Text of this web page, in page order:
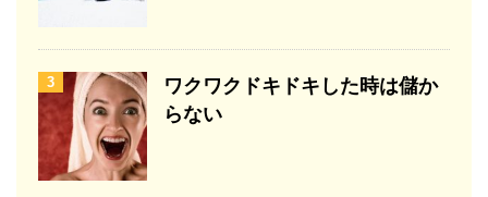
3
ワクワクドキドキした時は儲か
らない